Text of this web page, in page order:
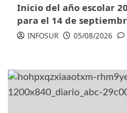
Inicio del año escolar
para el 14 de
INFOSUR 05/08/2026